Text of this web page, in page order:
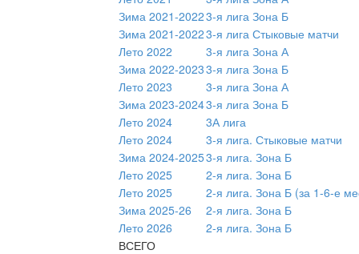
Зима 2021-20223-я лига Зона Б
Зима 2021-20223-я лига Стыковые матчи
Лето 2022
3-я лига Зона А
Зима 2022-20233-я лига Зона Б
Лето 2023
3-я лига Зона А
Зима 2023-20243-я лига Зона Б
Лето 2024
3А лига
Лето 2024
3-я лига. Стыковые матчи
Зима 2024-20253-я лига. Зона Б
Лето 2025
2-я лига. Зона Б
Лето 2025
2-я лига. Зона Б (за 1-6-е
Зима 2025-26
2-я лига. Зона Б
Лето 2026
2-я лига. Зона Б
ВСЕГО